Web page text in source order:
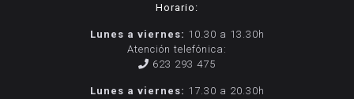
Horario:
Lunes a viernes: 10.30 a 13.30h
Atención telefónica:
623 293 475
Lunes a viernes: 17.30 a 20.30h